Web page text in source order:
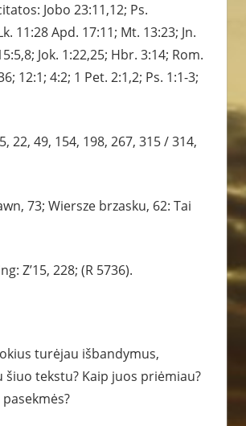
Jobo 23:11,12; Ps.
11:28 Apd. 17:11; Mt. 13:23; Jn.
Jok. 1:22,25; Hbr. 3:14; Rom.
12:1; 4:2; 1 Pet. 2:1,2; Ps. 1:1-3;
22, 49, 154, 198, 267, 315 / 314,
73; Wiersze brzasku, 62: Tai
Z’15, 228; (R 5736).
turėjau išbandymus,
šiuo tekstu? Kaip juos priėmiau?